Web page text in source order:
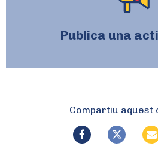
Publica una
Compartiu aquest